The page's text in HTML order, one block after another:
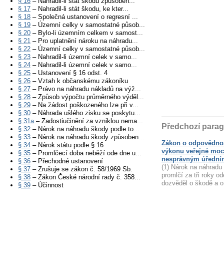
§ 17 – Nahradil-li stát škodu, ke kter...
§ 18 – Společná ustanovení o regresní ...
§ 19 – Územní celky v samostatné působ...
§ 20 – Bylo-li územním celkem v samost...
§ 21 – Pro uplatnění nároku na náhradu...
§ 22 – Územní celky v samostatné působ...
§ 23 – Nahradil-li územní celek v samo...
§ 24 – Nahradil-li územní celek v samo...
§ 25 – Ustanovení § 16 odst. 4
§ 26 – Vztah k občanskému zákoníku
§ 27 – Právo na náhradu nákladů na výž...
§ 28 – Způsob výpočtu průměrného výděl...
§ 29 – Na žádost poškozeného lze při v...
§ 30 – Náhrada ušlého zisku se poskytu...
§ 31a– Zadostiučinění za vzniklou nema...
§ 32 – Nárok na náhradu škody podle to...
§ 33 – Nárok na náhradu škody způsoben...
§ 34 – Nárok státu podle § 16
§ 35 – Promlčecí doba neběží ode dne u...
§ 36 – Přechodné ustanovení
§ 37 – Zrušuje se zákon č. 58/1969 Sb.
§ 38 – Zákon České národní rady č. 358...
§ 39 – Účinnost
Předchozí
Zákon o
výkonu veřejné
nesprávným
(1) Nárok na
promlčí za tři roky
dozvěděl o škodě a